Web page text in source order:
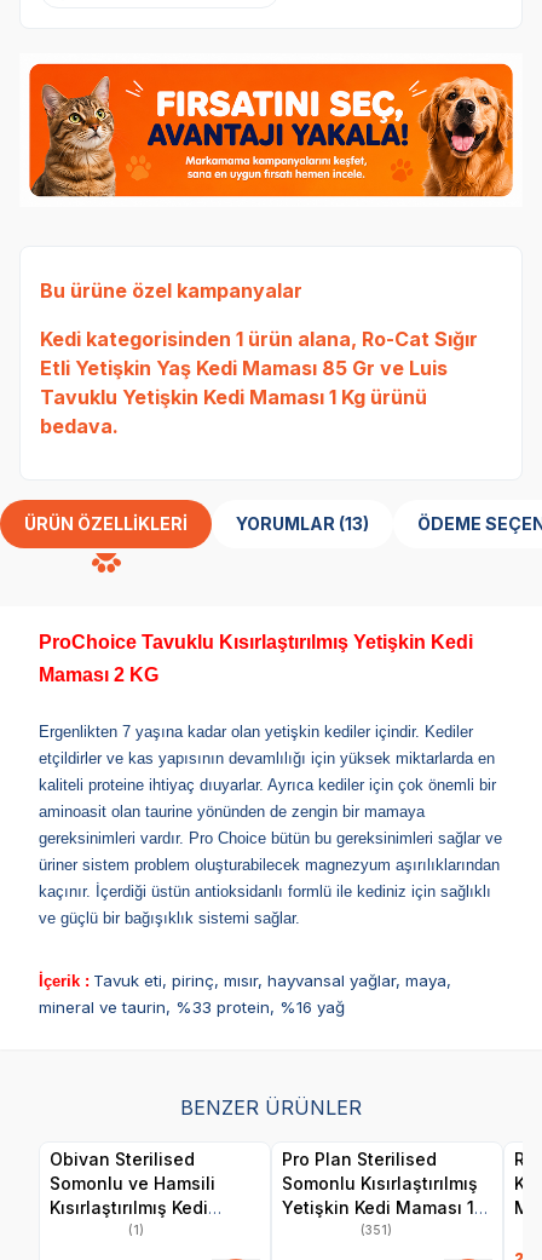
Bu ürüne özel kampanyalar
Kedi kategorisinden 1 ürün alana, Ro-Cat Sığır
Etli Yetişkin Yaş Kedi Maması 85 Gr ve Luis
Tavuklu Yetişkin Kedi Maması 1 Kg ürünü
bedava.
ÜRÜN ÖZELLIKLERI YORUMLAR (13) ÖDEME
ProChoice Tavuklu Kısırlaştırılmış Yetişkin Kedi
Maması 2 KG
Ergenlikten 7 yaşına kadar olan yetişkin kediler içindir. Kediler
etçildirler ve kas yapısının devamlılığı için yüksek miktarlarda en
kaliteli proteine ihtiyaç dıuyarlar. Ayrıca kediler için çok önemli bir
aminoasit olan taurine yönünden de zengin bir mamaya
gereksinimleri vardır. Pro Choice bütün bu gereksinimleri sağlar ve
üriner sistem problem oluşturabilecek magnezyum aşırılıklarından
kaçınır. İçerdiği üstün antioksidanlı formlü ile kediniz için sağlıklı
ve güçlü bir bağışıklık sistemi sağlar.
İçerik : Tavuk eti, pirinç, mısır, hayvansal yağlar, maya,
mineral ve taurin, %33 protein, %16 yağ
BENZER ÜRÜNLER
Obivan Sterilised
Somonlu ve Hamsili
Kısırlaştırılmış Kedi
Maması 2 kg
(1)
Pro Plan Sterilised
Somonlu Kısırlaştırılmış
Yetişkin Kedi Maması 10
(351)